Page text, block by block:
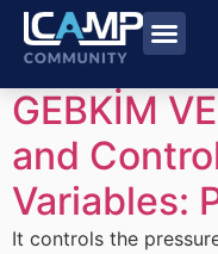
GEBKİM
and
Variables:
It controls the